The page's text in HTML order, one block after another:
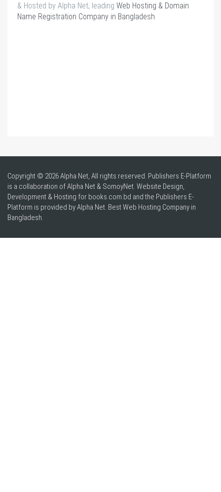
& Hosted by Alpha Net, leading Web Hosting & Domain
Name Registration Company in Bangladesh
Copyright © 2026 Alpha Net, All rights reserved. Publishers E-Platform
is a collaboration of Alpha Net & SomoyNet. Website Design,
Development & Hosting for books.com.bd and the Publishers E-
Platform is provided by Alpha Net. BestWeb Hosting Company in
Bangladesh.